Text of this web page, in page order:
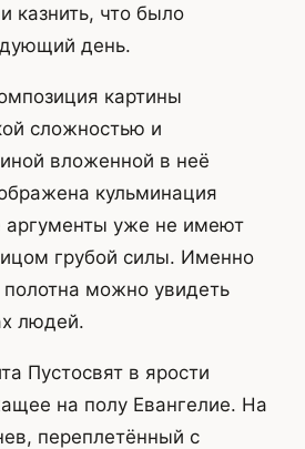
казнить, что было
день.
картины
сложностью и
вложенной в неё
кульминация
аргументы уже не имеют
грубой силы. Именно
полотна можно увидеть
людей.
Пустосвят в ярости
на полу Евангелие. На
переплетённый с